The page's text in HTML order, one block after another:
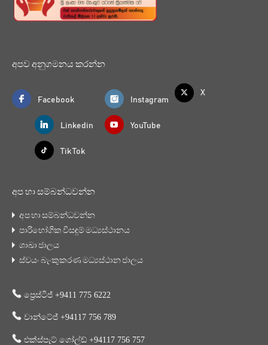
අපව අනුගමනය කරන්න
Facebook Instagram
X
Linkedin YouTube
Tik Tok
අප හා සම්බන්ධවන්න
අප හා සම්බන්ධවන්න
පාරිභෝගික විසඳුම් මධ්‍යස්ථානය
ශාඛා ජාලය
ස්වයං බැංකුකරණ මධ්‍යස්ථාන ජාලය
ප්‍රෙස්ටීජ් +9411 775 6222
වාන්ටේජ් +94117 756 789
එක්ස්පැට් ගෝල්ඩ් +94117 756 757